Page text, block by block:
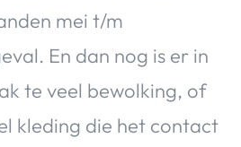
mei t/m
En dan nog is er in
te veel bewolking, of
kleding die het contact